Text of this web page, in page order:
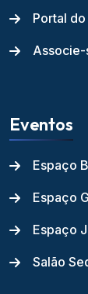
Portal
Associe-
Eventos
Espaço
Espaço
Espaço
Salão